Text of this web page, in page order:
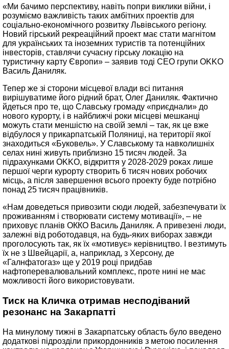
«Ми бачимо перспективу, навіть попри виклики війни, і
розуміємо важливість таких амбітних проектів для
соціально-економічного розвитку Львівського регіону.
Новий гірський рекреаційний проект має стати магнітом
для українських та іноземних туристів та потенційних
інвесторів, ставлячи сучасну гірську локацію на
туристичну карту Європи» – заявив тоді СЕО групи OKKO
Василь Даниляк.
Тепер же зі сторони місцевої влади всі питання
вирішуватиме його рідний брат, Олег Даниляк. Фактично
йдеться про те, що Славську громаду «приєднали» до
нового курорту, і в найближчі роки місцеві мешканці
можуть стати меншістю на своїй землі – так, як це вже
відбулося у прикарпатській Поляниці, на території якої
знаходиться «Буковель». У Славському та навколишніх
селах нині живуть приблизно 15 тисяч людей. За
підрахунками OKKO, відкриття у 2028-2029 роках лише
першої черги курорту створить 6 тисяч нових робочих
місць, а після завершення всього проекту буде потрібно
понад 25 тисяч працівників.
«Нам доведеться привозити сюди людей, забезпечувати їх
проживанням і створювати систему мотивації», – не
приховує планів ОККО Василь Даниляк. А привезені люди,
залежні від роботодавця, на будь-яких виборах завжди
проголосують так, як їх «мотивує» керівництво. І везтимуть
їх не з Швейцарії, а, наприклад, з Херсону, де
«Галнфатогаз» ще у 2019 році придбав
нафтоперевалювальний комплекс, проте нині не має
можливості його використовувати.
Тиск на Кличка отримав несподіваний
резонанс на Закарпатті
На минулому тижні в Закарпатську область було введено
додаткові підрозділи прикордонників з метою посилення